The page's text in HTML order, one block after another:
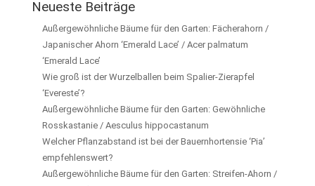
Neueste Beiträge
Außergewöhnliche Bäume für den Garten: Fächerahorn /
Japanischer Ahorn ‘Emerald Lace’ / Acer palmatum
‘Emerald Lace’
Wie groß ist der Wurzelballen beim Spalier-Zierapfel
‘Evereste’?
Außergewöhnliche Bäume für den Garten: Gewöhnliche
Rosskastanie / Aesculus hippocastanum
Welcher Pflanzabstand ist bei der Bauernhortensie ‘Pia’
empfehlenswert?
Außergewöhnliche Bäume für den Garten: Streifen-Ahorn /